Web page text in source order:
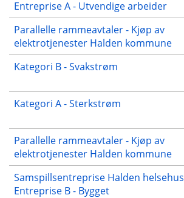
Entreprise A - Utvendige arbeider
Parallelle rammeavtaler - Kjøp av
elektrotjenester Halden kommune
Kategori B - Svakstrøm
Kategori A - Sterkstrøm
Parallelle rammeavtaler - Kjøp av
elektrotjenester Halden kommune
Samspillsentreprise Halden helsehus
Entreprise B - Bygget